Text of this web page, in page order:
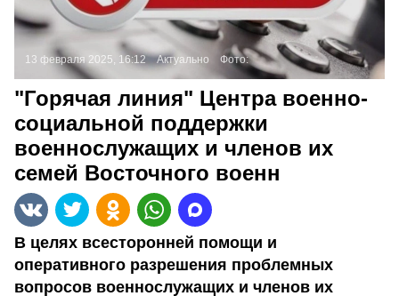
13 февраля 2025, 16:12 Актуально Фото:
"Горячая линия" Центра военно-
социальной поддержки
военнослужащих и членов их
семей Восточного военн
В целях всесторонней помощи и
оперативного разрешения проблемных
вопросов военнослужащих и членов их